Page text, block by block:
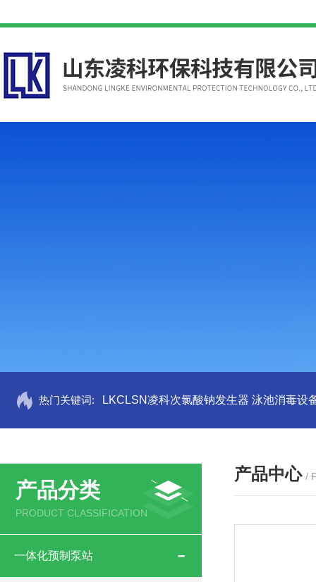
热门关键词: LKCLSN凌科次氯酸钠发生器 泳池消毒设
产品分类
PRODUCT CLASSIFICATION
一体化预制泵站
产品中心 /